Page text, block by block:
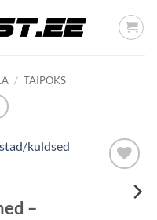
/ TAIPOKS
Add to
wishlist
–